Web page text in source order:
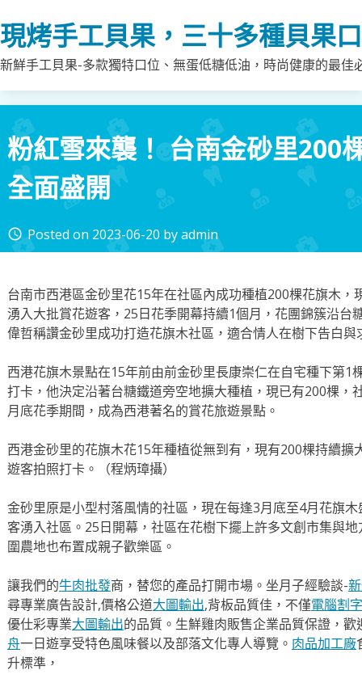
to
content
現烤手工貝果，三十多種貝果
新鮮手工貝果-多款獨特口位、無蛋低糖低油，時尚健康的最
粉紅雪來襲！ 台南金砂里200
全面盛開
access_time Posted on 2023-06-20 byadmin
台南市西港區金砂里花15年在社區內成功種植200棵花旗木
湧入大批賞花遊客，25日花季開幕持續1個月，花團錦簇沿台
偉哲稱讚金砂里成功打造花旗木社區，適合情人在樹下告白與
西港花旗木景點在15年前由前金砂里長康崇仁在自宅種下第1
打卡，他決定沿著台糖鐵道旁空地擴大種植，現已有200棵，
月底花季期間，成為西港著名的賞花旅遊景點。
西港金砂里的花旗木花15年種植從無到有，現有200棵持續
遊客拍照打卡。（程炳璋攝）
金砂里原是小型村落風情的社區，現在每逢3月底至4月花旗
客湧入社區。25日開幕，社區在花樹下擺上許多文創市集與
圍農地也布置成親子歡樂區。
讓我們的牛肉批發商，替您的產品打開市場。坐月子經驗談-
尋專業廣告設計,價格公道大圖輸出,背板品質佳，不僅電腦割字
優仕彩專業大圖輸出的品質。生鮮雞肉販售企業品質保證，歡
舟一日遊享受特色風味餐以及部落文化專人導覽。 肉品加工廠
升標準，